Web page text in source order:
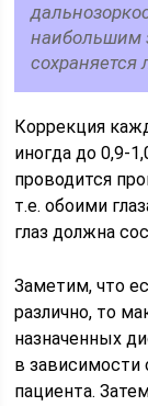
наибольшим
сохраняется
Коррекция
иногда до 0,9-
проводится
т.е. обоими
глаз должна
Заметим, что
различно, то
назначенных
в зависимости
пациента.